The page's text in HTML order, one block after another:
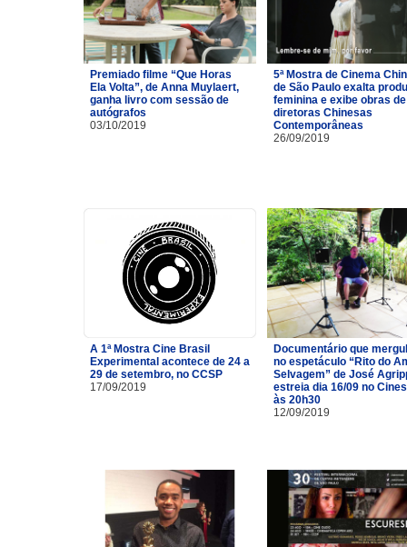
Premiado filme “Que Horas
Ela Volta”, de Anna Muylaert,
ganha livro com sessão de
autógrafos
03/10/2019
5ª Mostra de Cinema
de São Paulo exalta
feminina e exibe obras de
diretoras Chinesas
Contemporâneas
26/09/2019
A 1ª Mostra Cine Brasil
Experimental acontece de 24 a
29 de setembro, no CCSP
17/09/2019
Documentário que
no espetáculo “Rito do
Selvagem” de José
estreia dia 16/09 no
às 20h30
12/09/2019